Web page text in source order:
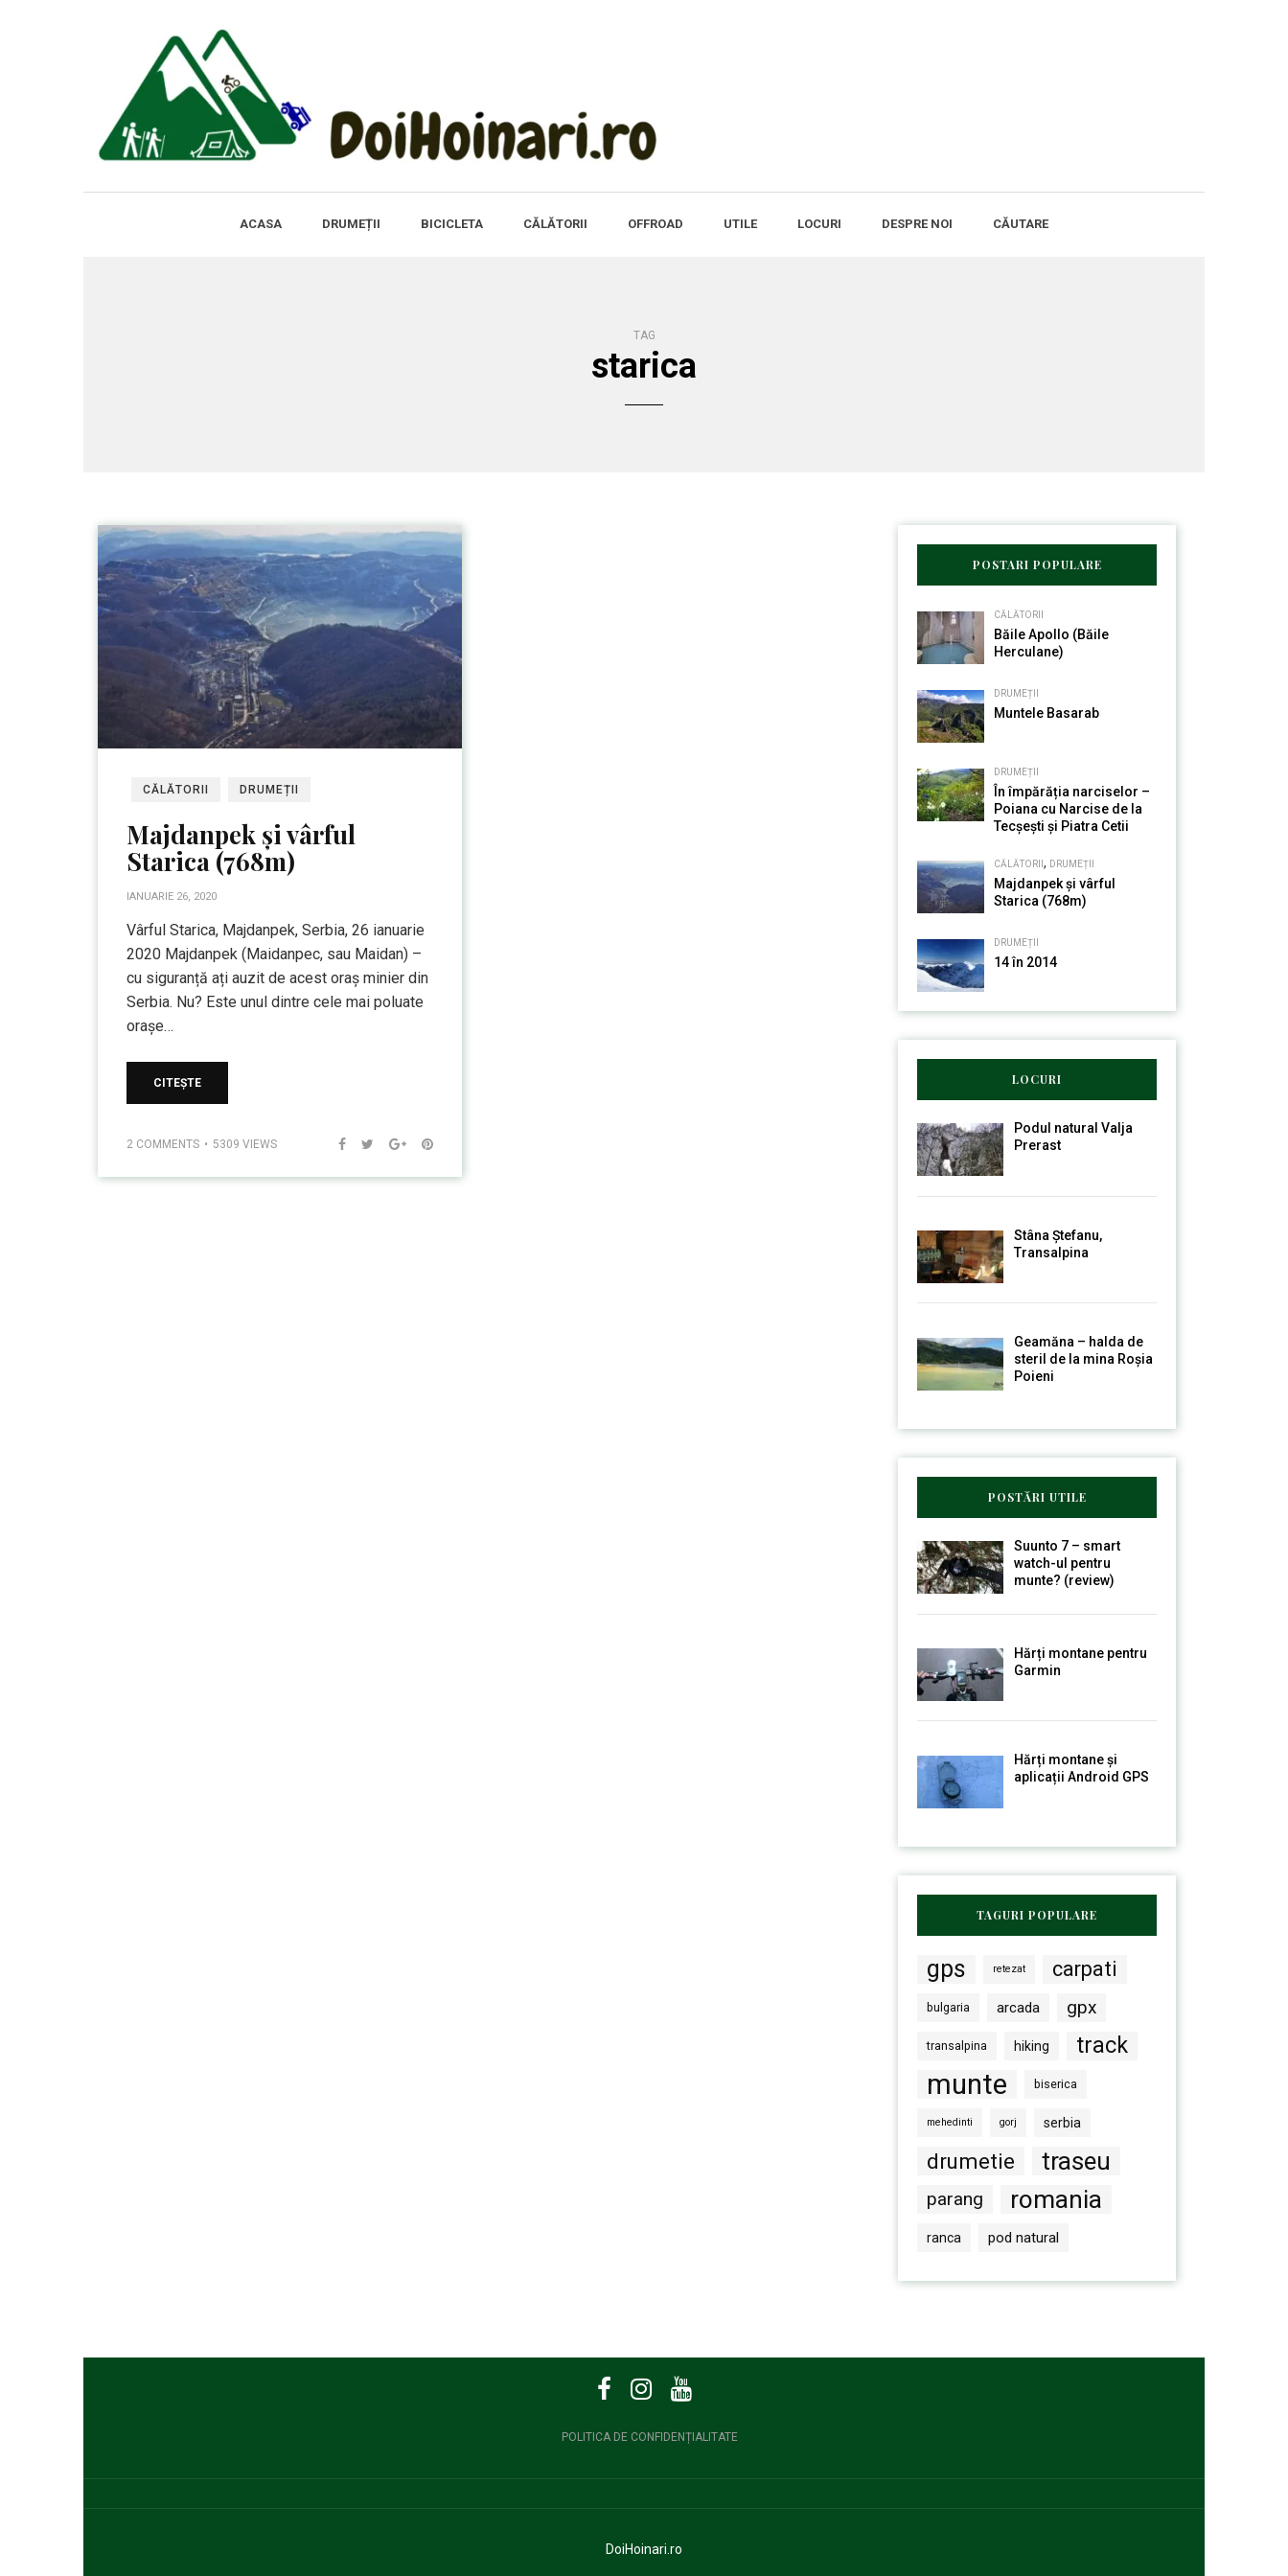
ACASA DRUMEȚII BICICLETA CĂLĂTORII OFFROAD UTILE LOCURI DESPRE NOI CĂUTARE
TAG
starica
CĂLĂTORII DRUMEȚII
Majdanpek și vârful
Starica (768m)
IANUARIE 26, 2020
Vârful Starica, Majdanpek, Serbia, 26 ianuarie
2020 Majdanpek (Maidanpec, sau Maidan) –
cu siguranță ați auzit de acest oraș minier din
Serbia. Nu? Este unul dintre cele mai poluate
orașe…
CITEȘTE
2 COMMENTS 5309 VIEWS
POSTARI POPULARE
CĂLĂTORII
Băile Apollo (Băile
Herculane)
DRUMEȚII
Muntele Basarab
DRUMEȚII
În împărăția narciselor –
Poiana cu Narcise de la
Tecșești și Piatra Cetii
CĂLĂTORII , DRUMEȚII
Majdanpek și vârful
Starica (768m)
DRUMEȚII
14 în 2014
LOCURI
Podul natural Valja
Prerast
Stâna Ștefanu,
Transalpina
Geamăna – halda de
steril de la mina Roșia
Poieni
POSTĂRI UTILE
Suunto 7 – smart
watch-ul pentru
munte? (review)
Hărți montane pentru
Garmin
Hărți montane și
aplicații Android GPS
TAGURI POPULARE
gps retezat carpati
bulgaria arcada gpx
transalpina hiking track
munte biserica
mehedinti gorj serbia
drumetie traseu
parang romania
ranca pod natural
POLITICA DE CONFIDENȚIALITATE
DoiHoinari.ro